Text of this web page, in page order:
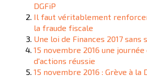
DGFiP
Il faut véritablement
la fraude fiscale
Une loi de Finances 2017 sans
15 novembre 2016 une
d'actions réussie
15 novembre 2016 : Grève à la